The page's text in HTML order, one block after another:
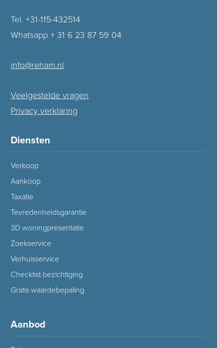
Tel. +31-115-432514
Whatsapp + 31 6 23 87 59 04
info@reham.nl
Veelgestelde vragen
Privacy verklaring
Diensten
Verkoop
Aankoop
Taxatie
Tevredenheidsgarantie
3D woningpresentatie
Zoekservice
Verhuisservice
Checklist bezichtiging
Gratis waardebepaling
Aanbod